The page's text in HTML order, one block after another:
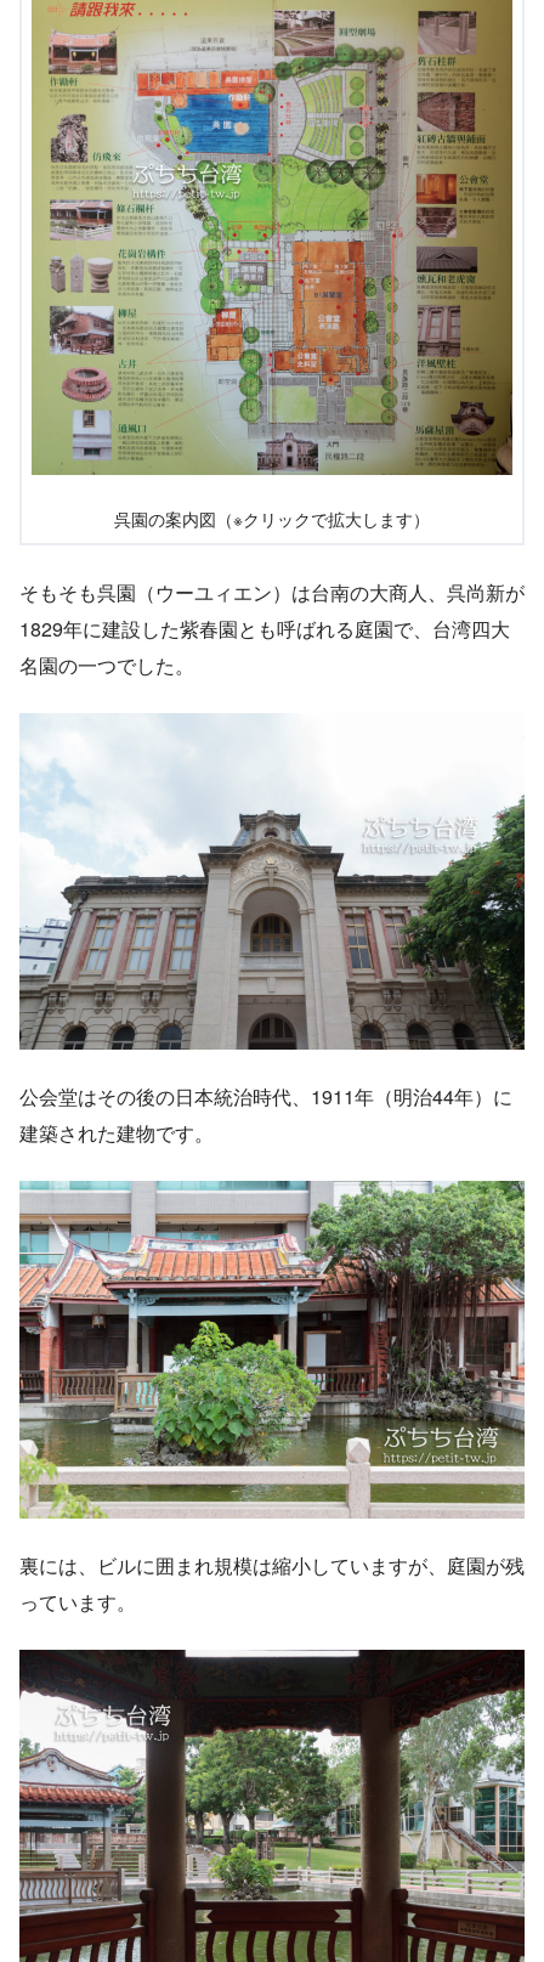
呉園の案内図（※クリックで拡大します）
そもそも呉園（ウーユィエン）は台南の大商人、呉尚新が
1829年に建設した紫春園とも呼ばれる庭園で、台湾四大
名園の一つでした。
公会堂はその後の日本統治時代、1911年（明治44年）に
建築された建物です。
裏には、ビルに囲まれ規模は縮小していますが、庭園が残
っています。